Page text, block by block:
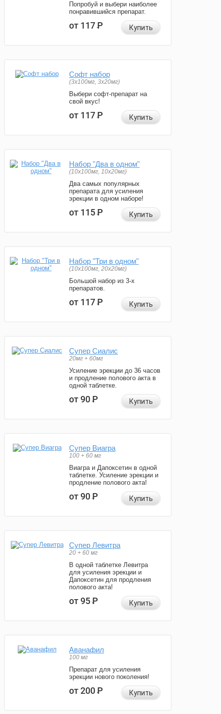
Попробуй и выбери наиболее
понравившийся препарат.
от 117Р Купить
Софт набор
(3x100мг, 3x20мг)
Выбери софт-препарат на
свой вкус!
от 117Р Купить
Набор "Два в одном"
(10x100мг, 10x20мг)
Два самых популярных
препарата для усиления
эрекции в одном наборе!
от 115Р Купить
Набор "Три в одном"
(10x100мг, 20x20мг)
Большой набор из 3-х
препаратов.
от 117Р Купить
Супер Сиалис
20мг + 60мг
Усиление эрекции до 36 часов
и продление полового акта в
одной таблетке.
от 90Р Купить
Супер Виагра
100 + 60 мг
Виагра и Дапоксетин в одной
таблетке. Усиление эрекции и
продление полового акта!
от 90Р Купить
Супер Левитра
20 + 60 мг
В одной таблетке Левитра
для усиления эрекции и
Дапоксетин для продления
полового акта!
от 95Р Купить
Аванафил
100 мг
Препарат для усиления
эрекции нового поколения!
от 200Р Купить